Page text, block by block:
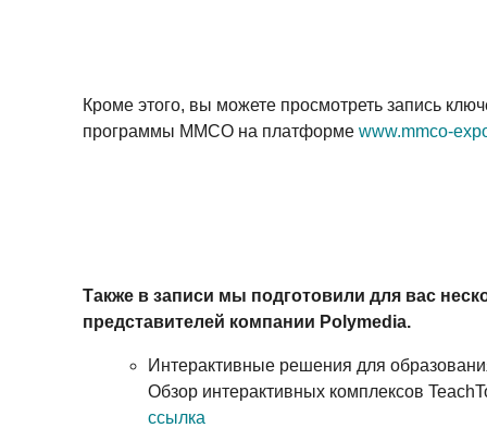
Кроме этого, вы можете просмотреть запись
программы ММСО на платформе www.mmco-
Также в записи мы подготовили для вас
представителей компании Polymedia.
Интерактивные решения для
Обзор интерактивных комплексов
ссылка